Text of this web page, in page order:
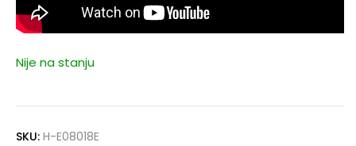
Nije na stanju
SKU: H-E08018E